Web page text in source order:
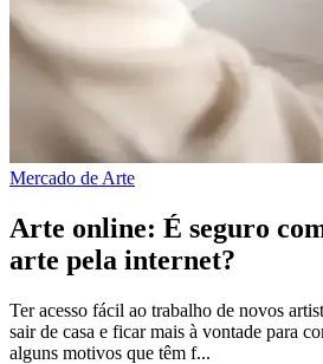
Mercado de Arte
Arte online: É seguro
arte pela internet?
Ter acesso fácil ao trabalho de novos
sair de casa e ficar mais à vontade para
alguns motivos que têm f...